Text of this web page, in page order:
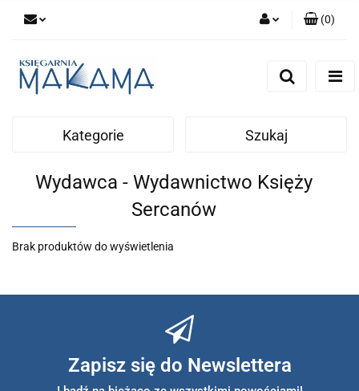
(0)
Kategorie Szukaj
Wydawca - Wydawnictwo Księży
Sercanów
Brak produktów do wyświetlenia
Zapisz się do Newslettera